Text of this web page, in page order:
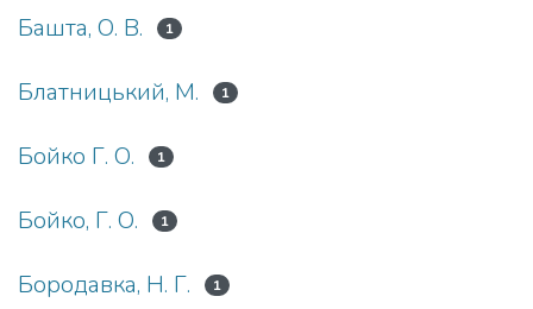
Башта, О. В. 1
Блатницький, М. 1
Бойко Г. О. 1
Бойко, Г. О. 1
Бородавка, Н. Г. 1